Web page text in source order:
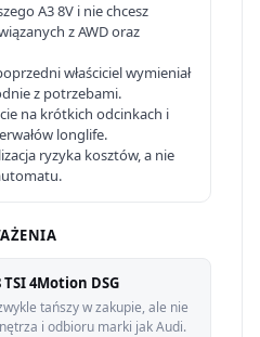
A3 8V i nie chcesz
z AWD oraz
właściciel wymieniał
z potrzebami.
na krótkich odcinkach i
longlife.
ryzyka kosztów, a nie
4Motion DSG
tańszy w zakupie, ale nie
i odbioru marki jak Audi.